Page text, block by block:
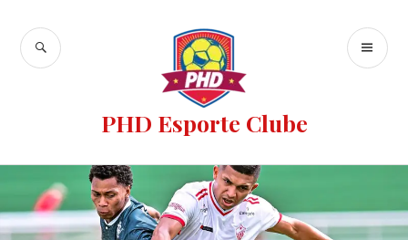
PHD Esporte Clube